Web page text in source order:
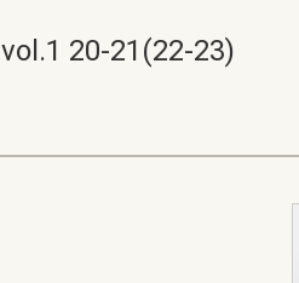
20-21(22-23)